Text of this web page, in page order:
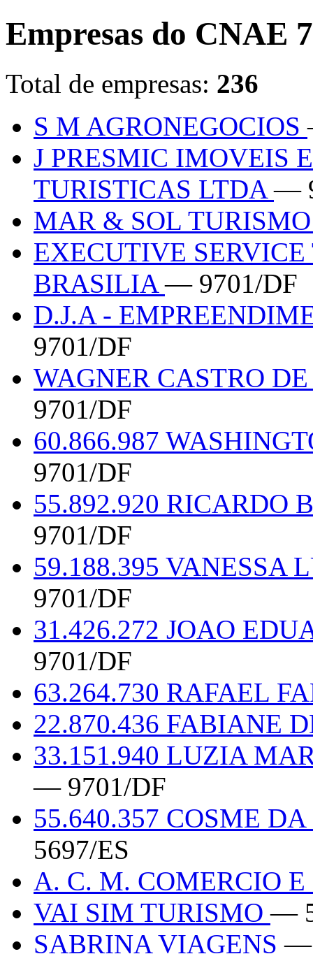
Empresas do CNAE
Total de empresas: 236
S M AGRONEGOCIOS
J PRESMIC IMOVEIS
TURISTICAS LTDA—
MAR & SOL
EXECUTIVE
BRASILIA— 9701/DF
D.J.A -
9701/DF
WAGNER CASTRO
9701/DF
60.866.987
9701/DF
55.892.920 RICARDO
9701/DF
59.188.395 VANESSA
9701/DF
31.426.272 JOAO
9701/DF
63.264.730 RAFAEL
22.870.436 FABIANE
33.151.940 LUZIA
— 9701/DF
55.640.357 COSME
5697/ES
A. C. M. COMERCIO
VAI SIM TURISMO—
SABRINA VIAGENS—